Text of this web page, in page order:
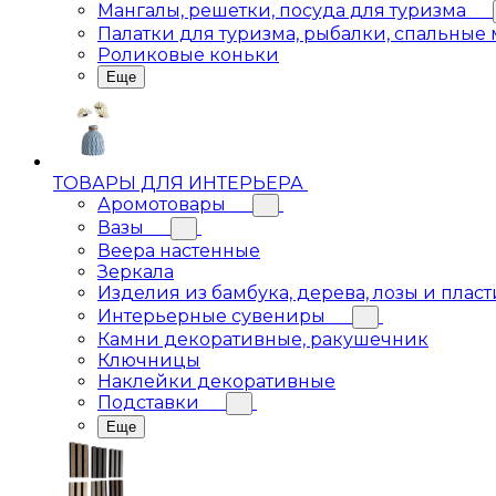
Мангалы, решетки, посуда для туризма
Палатки для туризма, рыбалки,
Роликовые коньки
Еще
ТОВАРЫ ДЛЯ ИНТЕРЬЕРА
Аромотовары
Вазы
Веера настенные
Зеркала
Изделия из бамбука, дерева, лозы и
Интерьерные сувениры
Камни декоративные, ракушечник
Ключницы
Наклейки декоративные
Подставки
Еще